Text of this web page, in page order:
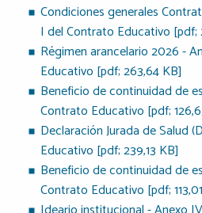
Condiciones generales
I del Contrato Educativo [pdf;
Régimen arancelario 2026 -
Educativo [pdf; 263,64 KB]
Beneficio de continuidad de
Contrato Educativo [pdf;
Declaración Jurada de Salud
Educativo [pdf; 239,13 KB]
Beneficio de continuidad de
Contrato Educativo [pdf;